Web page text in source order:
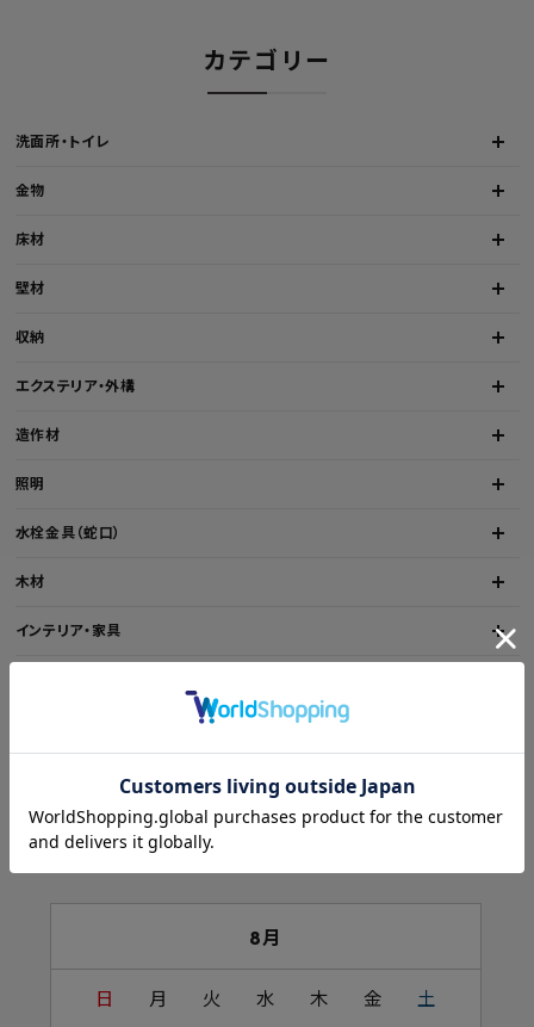
プライバシーポリシー
カテゴリー
洗面所・トイレ
金物
床材
壁材
収納
エクステリア・外構
造作材
照明
水栓金具（蛇口）
木材
インテリア・家具
カレンダー
8月
日 月 火 水 木 金 土